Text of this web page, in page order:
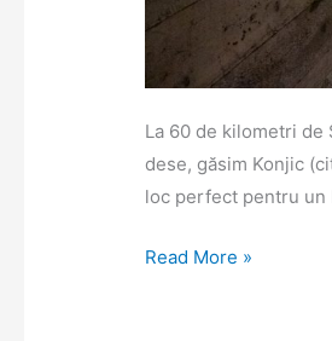
La 60 de kilometri
dese, găsim Konjic
loc perfect pentru un
O
Read More »